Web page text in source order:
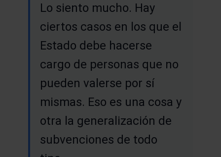
Lo siento mucho. Hay
ciertos casos en los que el
Estado debe hacerse
cargo de personas que no
pueden valerse por sí
mismas. Eso es una cosa y
otra la generalización de
subvenciones de todo